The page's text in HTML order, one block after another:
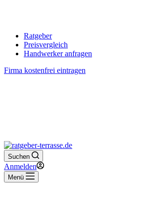
Ratgeber
Preisvergleich
Handwerker anfragen
Firma kostenfrei eintragen
Suchen
Anmelden
Menü